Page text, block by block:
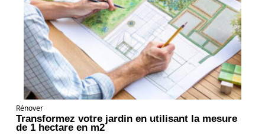
Rénover
Transformez votre jardin en utilisant la mesure
de 1 hectare en m2